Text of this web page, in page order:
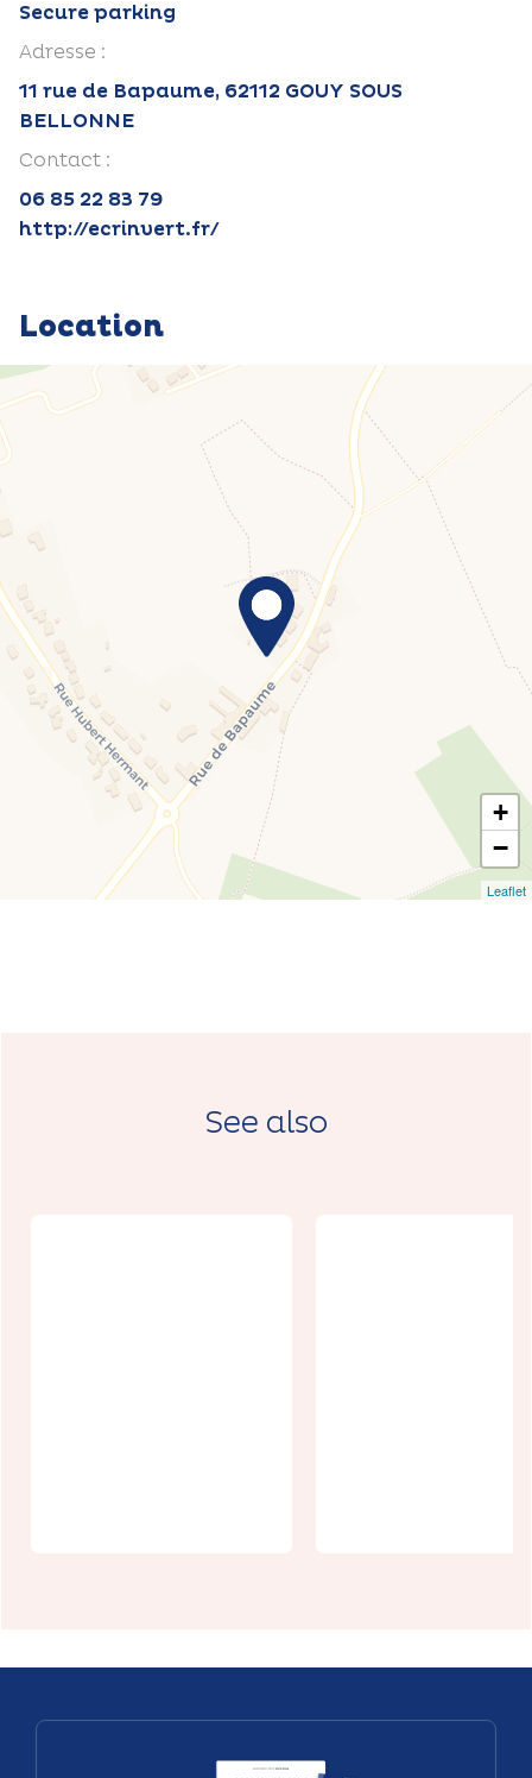
Secure parking
Adresse :
11 rue de Bapaume, 62112 GOUY SOUS
BELLONNE
Contact :
06 85 22 83 79
http://ecrinvert.fr/
Location
+
−
Leaflet
See also